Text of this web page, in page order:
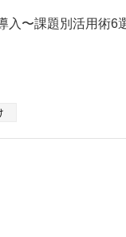
入〜課題別活用術6